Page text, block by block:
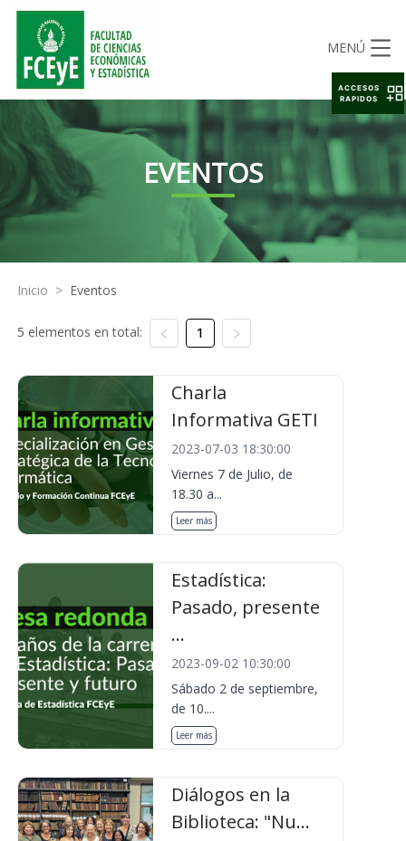
MENÚ
EVENTOS
Inicio > Eventos
5 elementos en total: 1
Charla
Informativa GETI
2023-07-03 18:30:00
Viernes 7 de Julio, de
18.30 a...
Leer más
Estadística:
Pasado, presente
...
2023-09-02 10:30:00
Sábado 2 de septiembre,
de 10....
Leer más
Diálogos en la
Biblioteca: "Nu...
ACCESOS
RAPIDOS